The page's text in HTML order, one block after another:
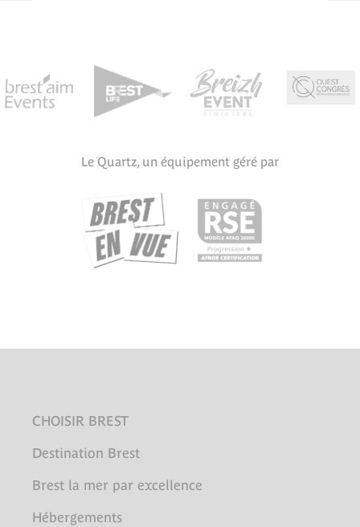
Le Quartz, un équipement géré par
CHOISIR BREST
Destination Brest
Brest la mer par excellence
Hébergements